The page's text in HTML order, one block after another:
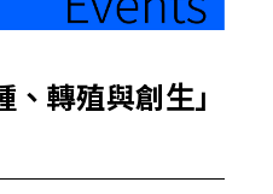
、轉殖與創生」